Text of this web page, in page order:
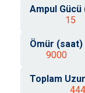
Ampul Gücü
15
Ömür (saat)
9000
Toplam
444